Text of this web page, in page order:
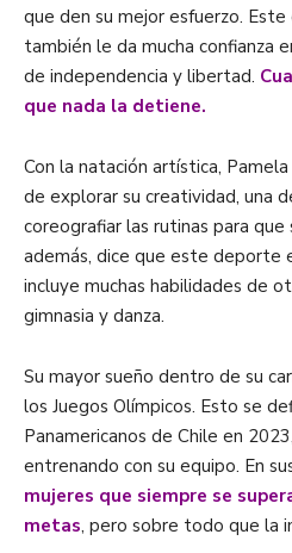
que den su mejor esfuerzo.
también le da mucha confianza
de independencia y libertad.
que nada la detiene.
Con la natación artística,
de explorar su creatividad, una
coreografiar las rutinas para
además, dice que este deporte
incluye muchas habilidades de
gimnasia y danza.
Su mayor sueño dentro de su
los Juegos Olímpicos. Esto se
Panamericanos de Chile en
entrenando con su equipo. En
mujeres que siempre se
metas, pero sobre todo que la